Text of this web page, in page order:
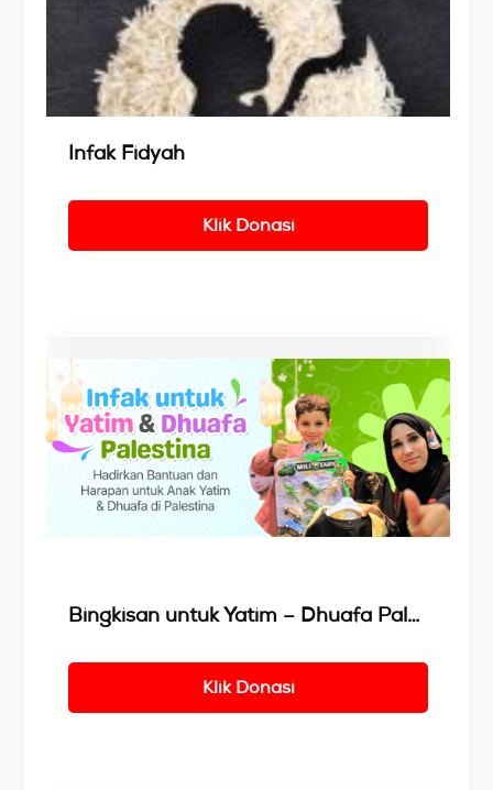
Infak Fidyah
Klik Donasi
Bingkisan untuk Yatim – Dhuafa Palestina
Klik Donasi
Details
Details